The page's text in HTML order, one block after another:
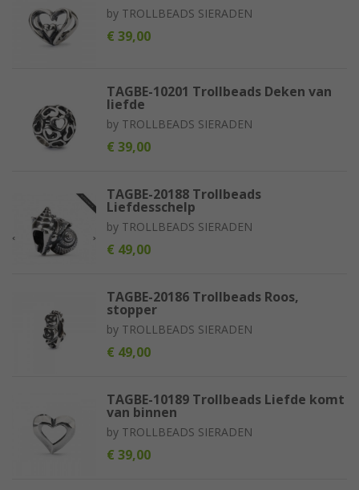
by TROLLBEADS SIERADEN
€ 39,00
TAGBE-10201 Trollbeads Deken van
liefde
by TROLLBEADS SIERADEN
€ 39,00
TAGBE-20188 Trollbeads
Liefdesschelp
by TROLLBEADS SIERADEN
€ 49,00
TAGBE-20186 Trollbeads Roos,
stopper
by TROLLBEADS SIERADEN
€ 49,00
TAGBE-10189 Trollbeads Liefde komt
van binnen
by TROLLBEADS SIERADEN
€ 39,00